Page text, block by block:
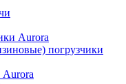
Aurora
погрузчики
Aurora